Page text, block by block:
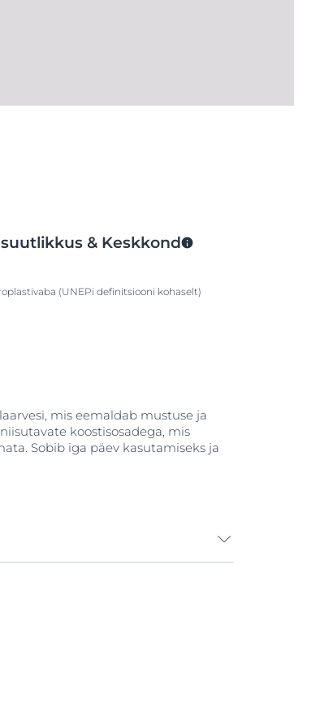
& Keskkond
(UNEPi definitsiooni kohaselt)
mis eemaldab mustuse ja
koostisosadega, mis
Sobib iga päev kasutamiseks ja